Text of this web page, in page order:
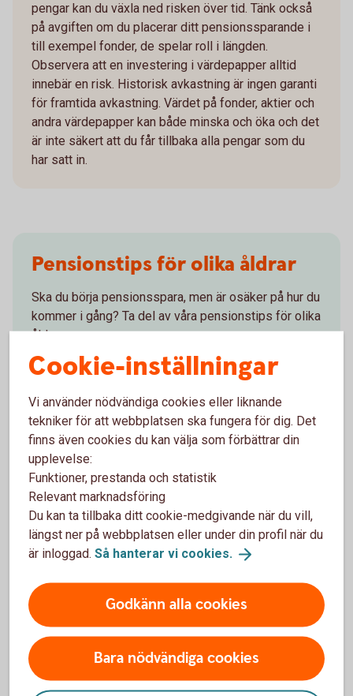
pengar kan du växla ned risken över tid. Tänk också
på avgiften om du placerar ditt pensionssparande i
till exempel fonder, de spelar roll i längden.
Observera att en investering i värdepapper alltid
innebär en risk. Historisk avkastning är ingen garanti
för framtida avkastning. Värdet på fonder, aktier och
andra värdepapper kan både minska och öka och det
är inte säkert att du får tillbaka alla pengar som du
har satt in.
Pensionstips för olika åldrar
Ska du börja pensionsspara, men är osäker på hur du
kommer i gång? Ta del av våra pensionstips för olika
åldrar.
Pensionstips för olikaåldrar
Börja spara till pension
Låt oss hjälpa dig att komma igång med
pensionssparandet till din framtida pension!
Få hjälp att spara till dig själv
Cookie-inställningar
Vi använder nödvändiga cookies eller liknande
tekniker för att webbplatsen ska fungera för dig. Det
finns även cookies du kan välja som förbättrar din
upplevelse:
Funktioner, prestanda och statistik
Relevant marknadsföring
Du kan ta tillbaka ditt cookie-medgivande när du vill,
längst ner på webbplatsen eller under din profil när du
är inloggad. Så hanterar vi cookies.
Godkänn alla cookies
Bara nödvändiga cookies